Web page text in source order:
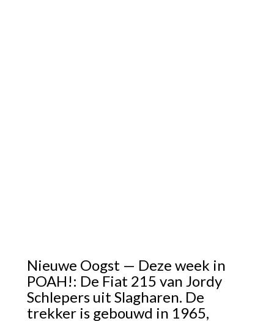
Nieuwe Oogst — Deze week in
POAH!: De Fiat 215 van Jordy
Schlepers uit Slagharen. De
trekker is gebouwd in 1965,